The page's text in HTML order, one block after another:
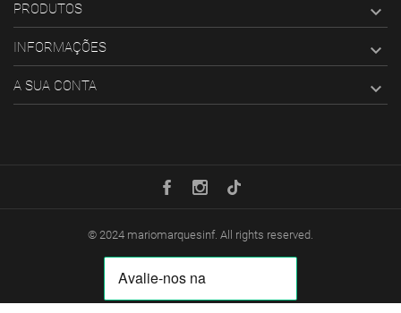
PRODUTOS 
INFORMAÇÕES 
A SUA CONTA 
© 2024 mariomarquesinf. All rights reserved.